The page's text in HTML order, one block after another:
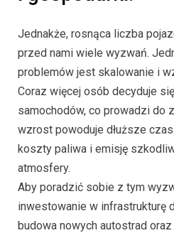
Jednakże, rosnąca liczba
przed nami wiele wyzwań.
problemów jest skalowanie i
Coraz więcej osób decyduje
samochodów, co prowadzi do
wzrost powoduje dłuższe
koszty paliwa i emisję
atmosfery.
Aby poradzić sobie z tym
inwestowanie w infrastrukturę
budowa nowych autostrad